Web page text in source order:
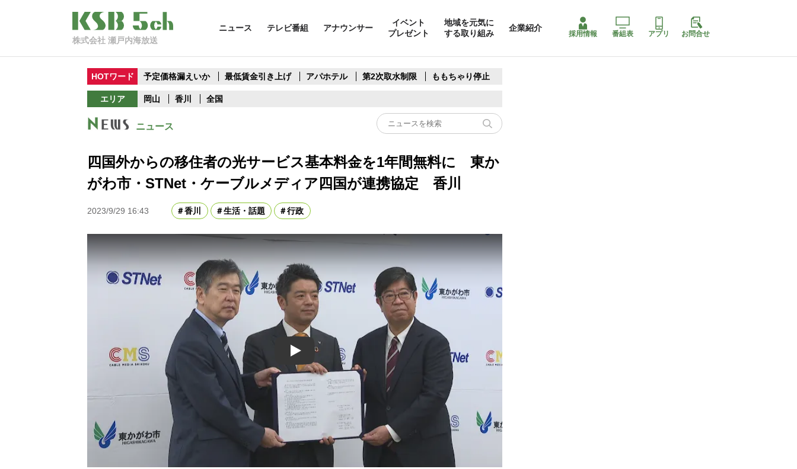
株式会社 瀬戸内海放送
ニュース テレビ番組 アナウンサー
イベント
プレゼント
地域を元気に
する取り組み
企業紹介
採用情報 番組表 アプリ お問合せ
HOTワード 予定価格漏えいか 最低賃金引き上げ アパホテル 第2次取水制限 ももちゃり停止
エリア 岡山 香川 全国
ニュース
四国外からの移住者の光サービス基本料金を1年間無料に 東か
がわ市・STNet・ケーブルメディア四国が連携協定 香川
2023/9/29 16:43 香川 生活・話題 行政
Play